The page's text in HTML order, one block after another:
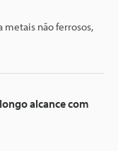
não ferrosos,
alcance com